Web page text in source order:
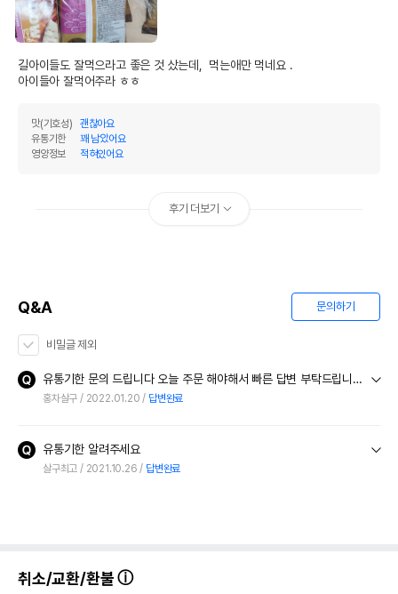
상세 정보
미량광물질류합제,대구,타우린,구아검,소금,염화
제품 타입
* 브랜드사에서 제공한 정보로 모든 책임은 브랜드사에 있습니다.
품명 및 모델명 now 프레쉬 테트라 코드 파테 182g
법에 의한 인증,허가 등을
받았음을 확인할수 있는
경우 그에 대한 사항
제조국 또는 원산지 캐나다
수입자를 함께 표기
유통기한
길아이들도 잘먹으라고 좋은 것 샀는데,  먹는애만 먹네요 .
아이들아 잘먹어주라 ㅎㅎ
맛(기호성)
괜찮아요
유통기한
꽤 남았어요
영양정보
적혀있어요
후기 더보기
Q&A 문의하기
비밀글 제외
유통기한 문의 드립니다 오늘 주문 해야해서 빠른 답변 부탁드립니다
홍차살구 2022.01.20 답변완료
유통기한 알려주세요
살구최고 2021.10.26 답변완료
취소/교환/환불